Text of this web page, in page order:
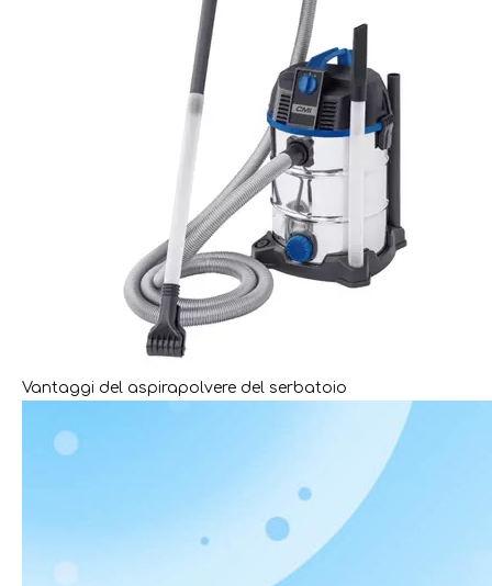
Vantaggi del aspirapolvere del serbatoio